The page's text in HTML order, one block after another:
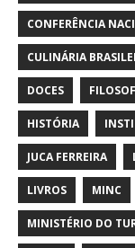
CONFERÊNCIA
CULINÁRIA
DOCES
HISTÓRIA
JUCA FERREIRA
LIVROS MINC
MINISTÉRIO DO